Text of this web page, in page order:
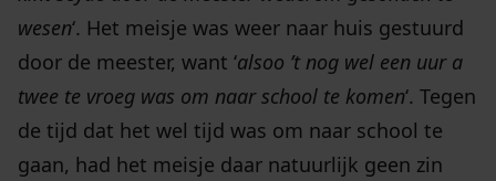
wesen‘. Het meisje was weer naar huis gestuurd
door de meester, want ‘alsoo ’t nog wel een uur a
twee te vroeg was om naar school te komen‘. Tegen
de tijd dat het wel tijd was om naar school te
gaan, had het meisje daar natuurlijk geen zin